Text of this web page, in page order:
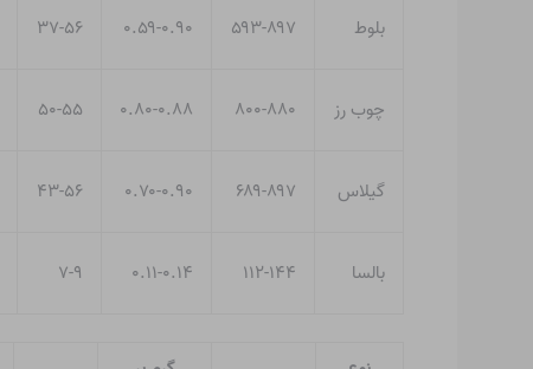
بلوط ۵۹۳-۸۹۷ ۰.۵۹-۰.۹۰ ۳۷-۵۶
چوب رز ۸۰۰-۸۸۰ ۰.۸۰-۰.۸۸ ۵۰-۵۵
گیلاس ۶۸۹-۸۹۷ ۰.۷۰-۰.۹۰ ۴۳-۵۶
بالسا ۱۱۲-۱۴۴ ۰.۱۱-۰.۱۴ ۷-۹